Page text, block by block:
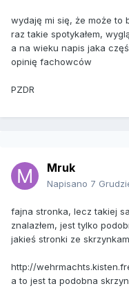
wydaję mi się, że może to
raz takie spotykałem,
a na wieku napis jaka
opinię fachowców
PZDR
Mruk
Napisano 7
fajna stronka, lecz takiej
znalazłem, jest tylko
jakieś stronki ze
http://
a to jest ta podobna